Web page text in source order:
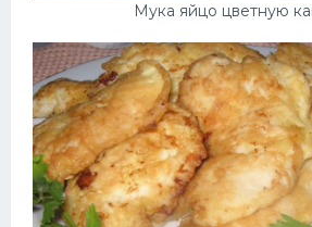
Мука яйцо цветную